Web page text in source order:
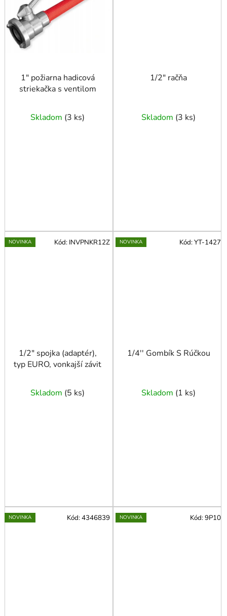
1" požiarna hadicová
striekačka s ventilom
Skladom (3 ks)
1/2" račňa
Skladom (3 ks)
NOVINKA
1/2" spojka (adaptér),
typ EURO, vonkajší závit
Skladom (5 ks)
Kód: INVPNKR12Z NOVINKA
1/4'' Gombík S Rúčkou
Skladom (1 ks)
Kód:YT-1427
NOVINKA Kód:4346839 NOVINKA Kód:9P10